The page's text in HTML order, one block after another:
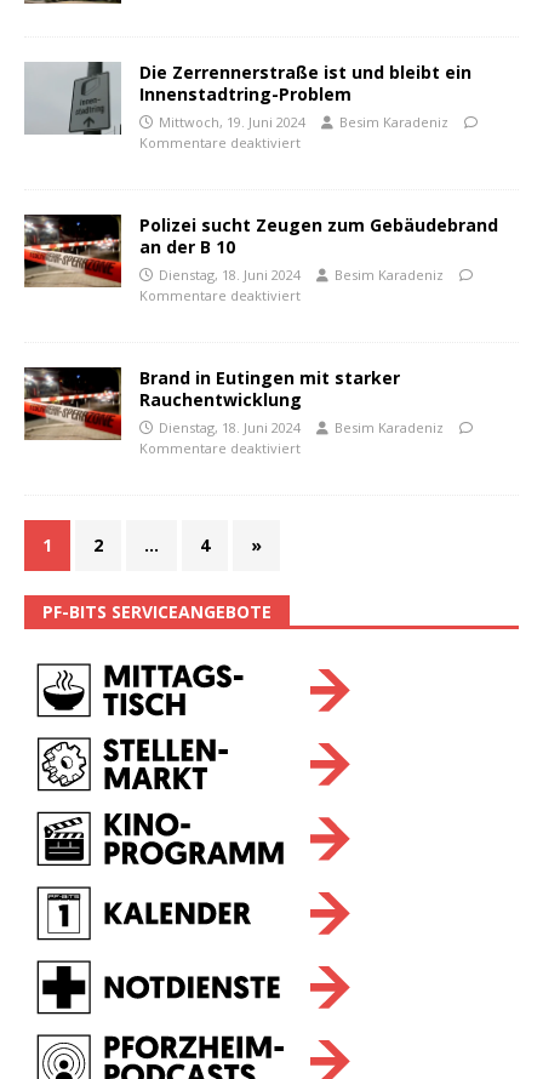
Die Zerrennerstraße ist und bleibt ein
Innenstadtring-Problem
Mittwoch, 19. Juni 2024
Besim Karadeniz
Kommentare deaktiviert
Polizei sucht Zeugen zum Gebäudebrand
an der B 10
Dienstag, 18. Juni 2024
Besim Karadeniz
Kommentare deaktiviert
Brand in Eutingen mit starker
Rauchentwicklung
Dienstag, 18. Juni 2024
Besim Karadeniz
Kommentare deaktiviert
1 2 … 4 »
PF-BITS SERVICEANGEBOTE